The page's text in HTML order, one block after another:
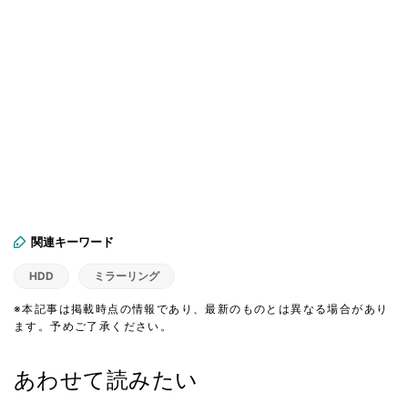
関連キーワード
HDD ミラーリング
※本記事は掲載時点の情報であり、最新のものとは異なる場合があり
ます。予めご了承ください。
あわせて読みたい